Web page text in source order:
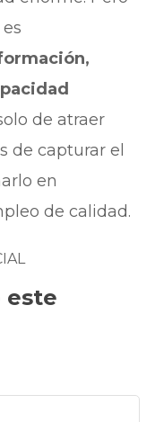
de atraer
de capturar el
en
de calidad.
este